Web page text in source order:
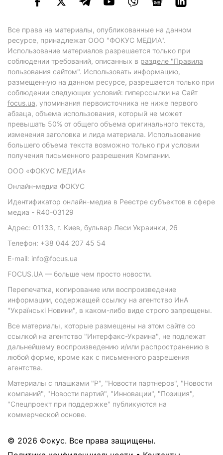
Все права на материалы, опубликованные на данном
ресурсе, принадлежат ООО "ФОКУС МЕДИА".
Использование материалов разрешается только при
соблюдении требований, описанных в разделе "Правила
пользования сайтом". Использовать информацию,
размещенную на данном ресурсе, разрешается только при
соблюдении следующих условий: гиперссылки на Сайт
focus.ua, упоминания первоисточника не ниже первого
абзаца, объема использования, который не может
превышать 50% от общего объема оригинального текста,
изменения заголовка и лида материала. Использование
большего объема текста возможно только при условии
получения письменного разрешения Компании.
ООО «ФОКУС МЕДИА»
Онлайн-медиа ФОКУС
Идентификатор онлайн-медиа в Реестре субъектов в сфере
медиа - R40-03129
Адрес: 01133, г. Киев, бульвар Леси Украинки, 26
Телефон: +38 044 207 45 54
E-mail: info@focus.ua
FOCUS.UA — больше чем просто новости.
Перепечатка, копирование или воспроизведение
информации, содержащей ссылку на агентство ИнА
"Українські Новини", в каком-либо виде строго запрещены.
Все материалы, которые размещены на этом сайте со
ссылкой на агентство "Интерфакс-Украина", не подлежат
дальнейшему воспроизведению и/или распространению в
любой форме, кроме как с письменного разрешения
агентства.
Материалы с плашками "Р", "Новости партнеров", "Новости
компаний", "Новости партий", "Инновации", "Позиция",
"Спецпроект при поддержке" публикуются на
коммерческой основе.
© 2026 Фокус. Все права защищены.